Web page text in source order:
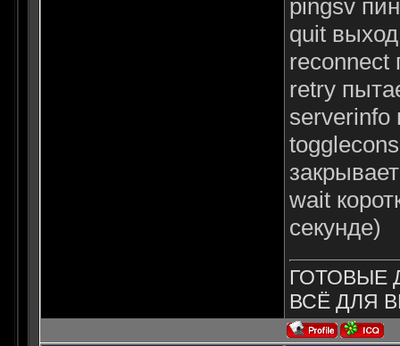
pingsv
quit
reconnect
retry
serverinfo
wait
секунде)
ГОТОВЫЕ
ВСЁ ДЛЯ